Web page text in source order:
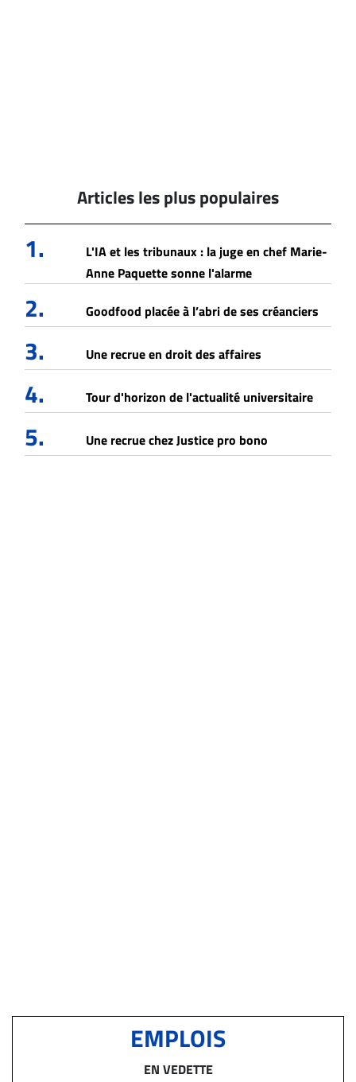
Articles les plus populaires
1.
L'IA et les tribunaux : la juge en chef Marie-
Anne Paquette sonne l'alarme
2. Goodfood placée à l’abri de ses créanciers
3. Une recrue en droit des affaires
4. Tour d'horizon de l'actualité universitaire
5. Une recrue chez Justice pro bono
EMPLOIS
EN VEDETTE